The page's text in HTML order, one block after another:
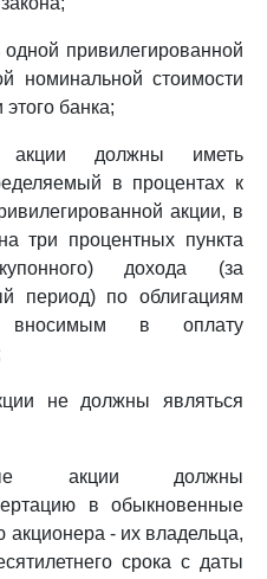
привилегированной
номинальной стоимости
банка;
акции должны иметь
в процентах к
акции, в
три процентных пункта
дохода (за
период) по облигациям
вносимым в оплату
не должны являться
акции должны
в обыкновенные
акционера - их владельца,
срока с даты